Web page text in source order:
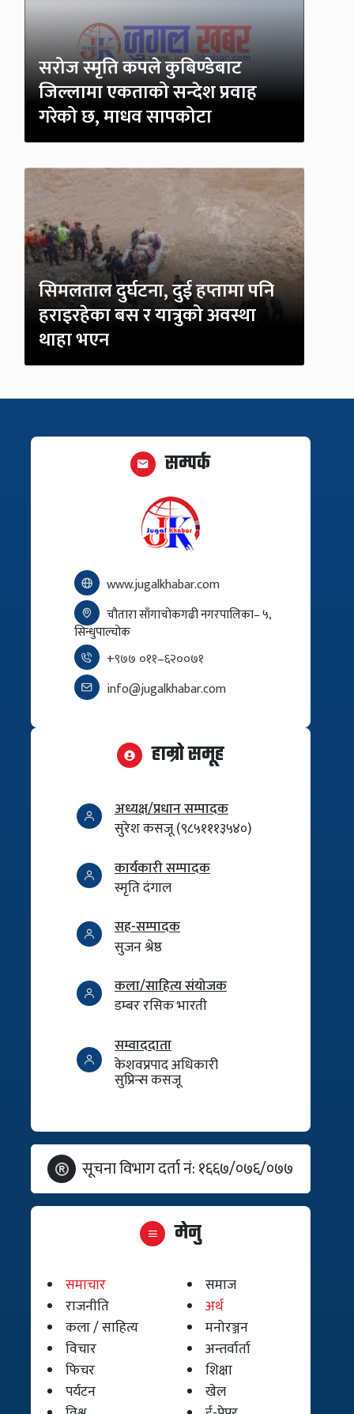
सरोज स्मृति कपले कुबिण्डेबाट
जिल्लामा एकताको सन्देश प्रवाह
गरेको छ, माधव सापकोटा
सिमलताल दुर्घटना, दुई हप्तामा पनि
हराइरहेका बस र यात्रुको अवस्था
थाहा भएन
सम्पर्क
www.jugalkhabar.com
चौतारा साँगाचोकगढी नगरपालिका– ५,
सिन्धुपाल्चोक
+९७७ ०११–६२००७१
info@jugalkhabar.com
हाम्रो समूह
अध्यक्ष/प्रधान सम्पादक
सुरेश कसजू (९८५१११३५४०)
कार्यकारी सम्पादक
स्मृति दंगाल
सह-सम्पादक
सुजन श्रेष्ठ
कला/साहित्य संयोजक
डम्बर रसिक भारती
सम्वाददाता
केशवप्रपाद अधिकारी
सुप्रिन्स कसजू
सूचना विभाग दर्ता नं: १६६७/०७६/०७७
मेनु
समाचार
समाज
राजनीति
अर्थ
कला / साहित्य
मनोरञ्जन
विचार
अन्तर्वार्ता
फिचर
शिक्षा
पर्यटन
खेल